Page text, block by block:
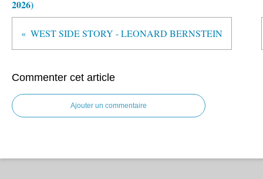
2026)
WEST SIDE STORY - LEONARD BERNSTEIN
Commenter cet article
Ajouter un commentaire